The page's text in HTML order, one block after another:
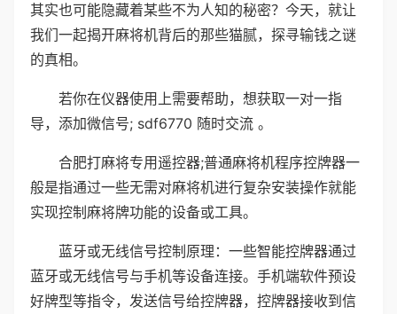
其实也可能隐藏着某些不为人知的秘密？今天，就让
我们一起揭开麻将机背后的那些猫腻，探寻输钱之谜
的真相。
若你在仪器使用上需要帮助，想获取一对一指
导，添加微信号; sdf6770 随时交流 。
合肥打麻将专用遥控器;普通麻将机程序控牌器一
般是指通过一些无需对麻将机进行复杂安装操作就能
实现控制麻将牌功能的设备或工具。
蓝牙或无线信号控制原理：一些智能控牌器通过
蓝牙或无线信号与手机等设备连接。手机端软件预设
好牌型等指令，发送信号给控牌器，控牌器接收到信